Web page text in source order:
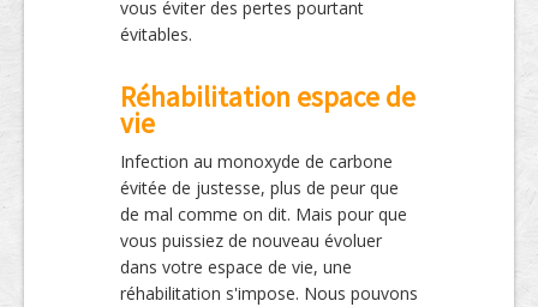
vous éviter des pertes pourtant
évitables.
Réhabilitation espace de
vie
Infection au monoxyde de carbone
évitée de justesse, plus de peur que
de mal comme on dit. Mais pour que
vous puissiez de nouveau évoluer
dans votre espace de vie, une
réhabilitation s'impose. Nous pouvons